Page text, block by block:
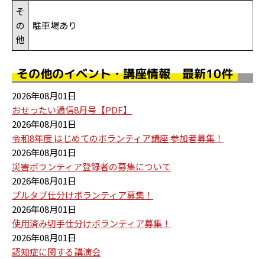
そ
の
他
駐車場あり
その他のイベント・講座情報 最新10件
2026年08月01日
おせったい通信8月号【PDF】
2026年08月01日
令和8年度 はじめてのボランティア講座 参加者募集！
2026年08月01日
災害ボランティア登録者の募集について
2026年08月01日
プルタブ仕分けボランティア募集！
2026年08月01日
使用済み切手仕分けボランティア募集！
2026年08月01日
認知症に関する講演会